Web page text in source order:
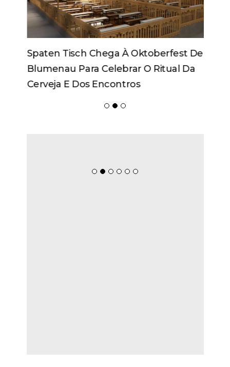
Spaten Tisch Chega À Oktoberfest De
Blumenau Para Celebrar O Ritual Da
Cerveja E Dos Encontros